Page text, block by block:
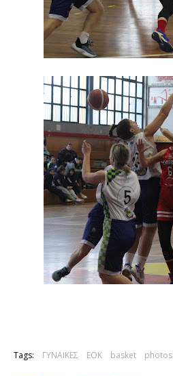
Tags: ΓΥΝΑΙΚΕΣ ΕΟΚ basket photos